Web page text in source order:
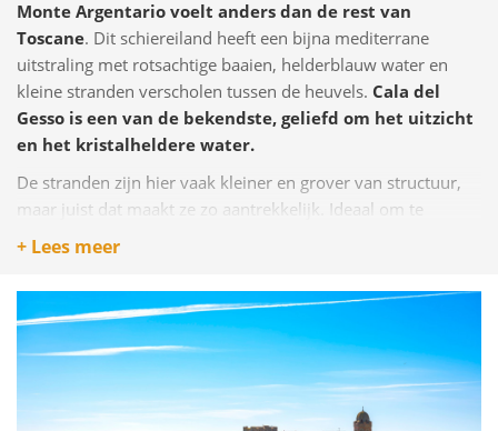
Monte Argentario voelt anders dan de rest van
Toscane. Dit schiereiland heeft een bijna mediterrane
uitstraling met rotsachtige baaien, helderblauw water en
kleine stranden verscholen tussen de heuvels. Cala del
Gesso is een van de bekendste, geliefd om het uitzicht
en het kristalheldere water.
De stranden zijn hier vaak kleiner en grover van structuur,
maar juist dat maakt ze zo aantrekkelijk. Ideaal om te
zwemmen, snorkelen of gewoon te genieten van de rust.
Santo Stefano of Porto Ercoleen je ervaart Toscane van
een verrassend elegante kant.
+ Lees meer